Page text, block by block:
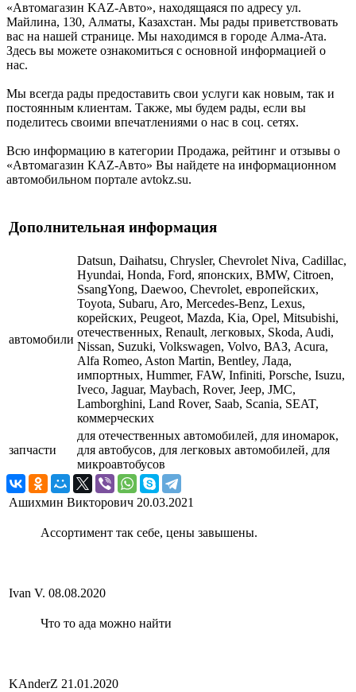
«Автомагазин KAZ-Авто», находящаяся по адресу ул.
Майлина, 130, Алматы, Казахстан. Мы рады приветствовать
вас на нашей странице. Мы находимся в городе Алма-Ата.
Здесь вы можете ознакомиться с основной информацией о
нас.
Мы всегда рады предоставить свои услуги как новым, так и
постоянным клиентам. Также, мы будем рады, если вы
поделитесь своими впечатлениями о нас в соц. сетях.
Всю информацию в категории Продажа, рейтинг и отзывы о
«Автомагазин KAZ-Авто» Вы найдете на информационном
автомобильном портале avtokz.su.
Дополнительная информация
автомобили
Datsun, Daihatsu, Chrysler, Chevrolet Niva, Cadillac,
Hyundai, Honda, Ford, японских, BMW, Citroen,
SsangYong, Daewoo, Chevrolet, европейских,
Toyota, Subaru, Aro, Mercedes-Benz, Lexus,
корейских, Peugeot, Mazda, Kia, Opel, Mitsubishi,
отечественных, Renault, легковых, Skoda, Audi,
Nissan, Suzuki, Volkswagen, Volvo, ВАЗ, Acura,
Alfa Romeo, Aston Martin, Bentley, Лада,
импортных, Hummer, FAW, Infiniti, Porsche, Isuzu,
Iveco, Jaguar, Maybach, Rover, Jeep, JMC,
Lamborghini, Land Rover, Saab, Scania, SEAT,
коммерческих
запчасти
для отечественных автомобилей, для иномарок,
для автобусов, для легковых автомобилей, для
микроавтобусов
Ашихмин Викторович 20.03.2021
Ассортимент так себе, цены завышены.
Ivan V. 08.08.2020
Что то ада можно найти
KАnderZ 21.01.2020